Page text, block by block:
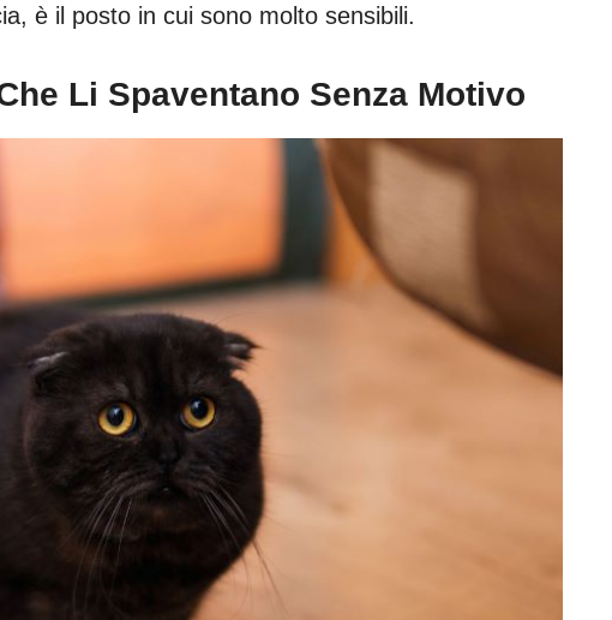
è il posto in cui sono molto sensibili.
Li Spaventano Senza Motivo